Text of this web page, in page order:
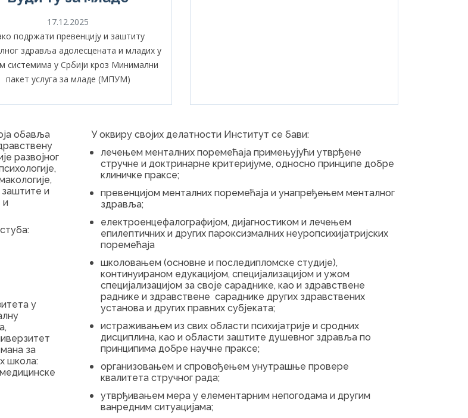
17.12.2025
подржати превенцију и заштиту
здравља адолесцената и младих у
системима у Србији кроз Минимални
пакет услуга за младе (МПУМ)
обавља
развојног
заштите и
и
у
за
школа:
У оквиру својих делатности Институт се бави:
лечењем менталних поремећаја примењујући утврђене
стручне и доктринарне критеријуме, односно принципе добре
клиничке праксе;
превенцијом менталних поремећаја и унапређењем менталног
здравља;
електроенцефалографијом, дијагностиком и лечењем
епилептичних и других пароксизмалних неуропсихијатријских
поремећаја
школовањем (основне и последипломске студије),
континуираном едукацијом, специјализацијом и ужом
специјализацијом за своје сараднике, као и здравствене
раднике и здравствене сараднике других здравствених
установа и других правних субјеката;
истраживањем из свих области психијатрије и сродних
дисциплина, као и области заштите душевног здравља по
принципима добре научне праксе;
организовањем и спровођењем унутрашње провере
квалитета стручног рада;
утврђивањем мера у елементарним непогодама и другим
ванредним ситуацијама;